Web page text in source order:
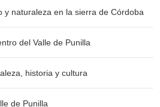
y naturaleza en la sierra de Córdoba
del Valle de Punilla
historia y cultura
de Punilla